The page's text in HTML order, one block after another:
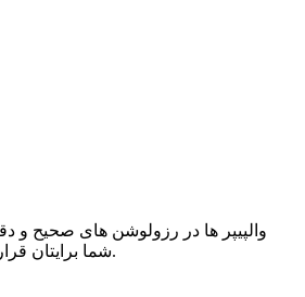
والپیپر ها در رزولوشن های صحیح و
شما برایتان قرار بگیرد.در هر رزولوشن پیشنمایشی از والپیپر منحصر بفرد برای هر دیوایس قرار داده شده است. .برای دانلود بر روی هر یک از رزولوشن های مورد نظر خود کلیک کنید.